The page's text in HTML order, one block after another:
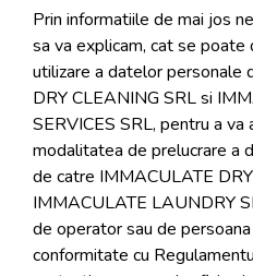
Prin informatiile de mai jos
sa va explicam, cat se
utilizare a datelor personale
DRY CLEANING SRL si
SERVICES SRL, pentru a
modalitatea de prelucrare a
de catre IMMACULATE
IMMACULATE LAUNDRY
de operator sau de
conformitate cu